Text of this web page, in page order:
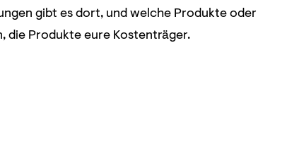
gibt es dort, und welche Produkte oder
die Produkte eure Kostenträger.